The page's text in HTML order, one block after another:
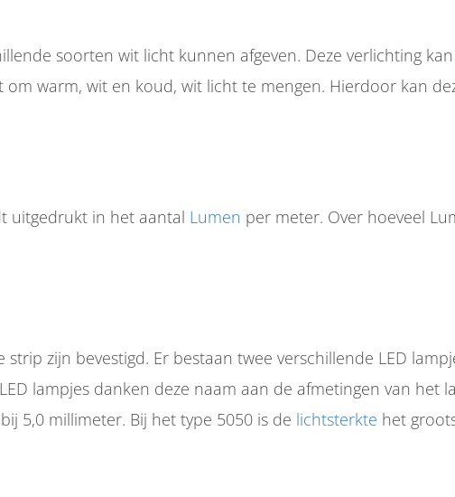
soorten wit licht kunnen afgeven. Deze verlichting
warm, wit en koud, wit licht te mengen. Hierdoor kan
uitgedrukt in het aantal Lumen per meter. Over hoeveel
zijn bevestigd. Er bestaan twee verschillende LED
lampjes danken deze naam aan de afmetingen van het
5,0 millimeter. Bij het type 5050 is de lichtsterkte het